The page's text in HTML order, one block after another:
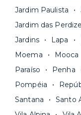
Jardim Paulista
Jardim das
Jardins
Lapa
Moema
Mooca
Paraíso
Penha
Pompéia
Santana
Santo